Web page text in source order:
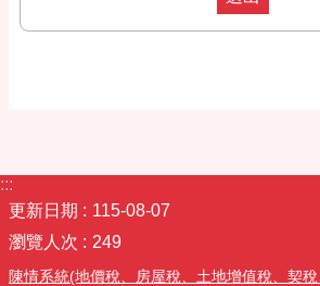
:::
更新日期
115-08-07
瀏覽人次
249
陳情系統(地價稅、房屋稅、土地增值稅、契